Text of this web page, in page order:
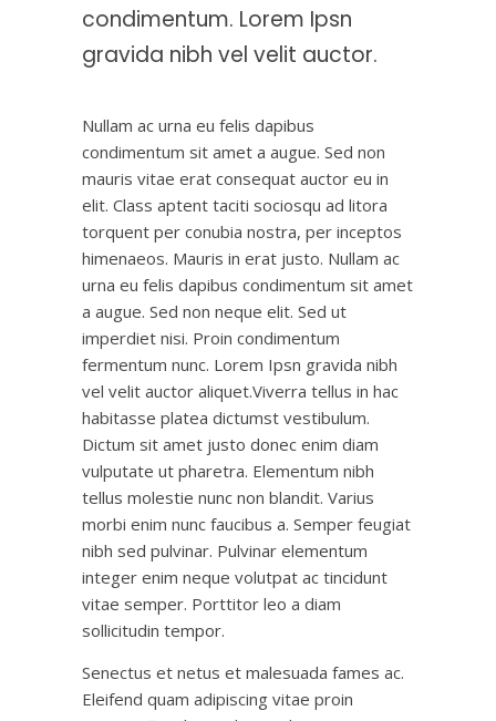
condimentum. Lorem Ipsn
gravida nibh vel velit auctor.
Nullam ac urna eu felis dapibus
condimentum sit amet a augue. Sed non
mauris vitae erat consequat auctor eu in
elit. Class aptent taciti sociosqu ad litora
torquent per conubia nostra, per inceptos
himenaeos. Mauris in erat justo. Nullam ac
urna eu felis dapibus condimentum sit amet
a augue. Sed non neque elit. Sed ut
imperdiet nisi. Proin condimentum
fermentum nunc. Lorem Ipsn gravida nibh
vel velit auctor aliquet.Viverra tellus in hac
habitasse platea dictumst vestibulum.
Dictum sit amet justo donec enim diam
vulputate ut pharetra. Elementum nibh
tellus molestie nunc non blandit. Varius
morbi enim nunc faucibus a. Semper feugiat
nibh sed pulvinar. Pulvinar elementum
integer enim neque volutpat ac tincidunt
vitae semper. Porttitor leo a diam
sollicitudin tempor.
Senectus et netus et malesuada fames ac.
Eleifend quam adipiscing vitae proin